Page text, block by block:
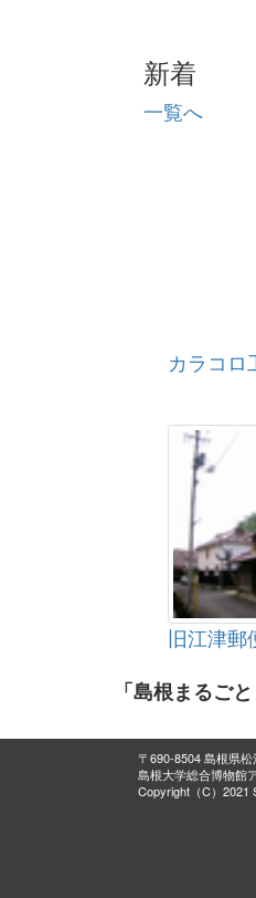
新着
一覧へ
カラコロ
旧江津郵
「島根まるご
〒690-8504 島根県
島根大学総合博物館
Copyright（C）2021